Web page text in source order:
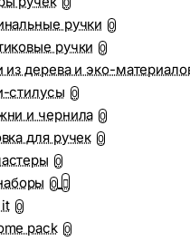
0
ручки 0
ручки 0
из дерева и эко-
стилусы 0
и чернила 0
для ручек 0
0
0
it 0
pack 0